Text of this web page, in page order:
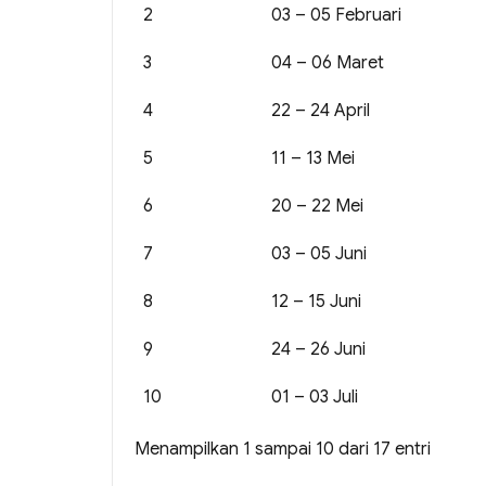
2 03 – 05 Februari
3 04 – 06 Maret
4 22 – 24 April
5 11 – 13 Mei
6 20 – 22 Mei
7 03 – 05 Juni
8 12 – 15 Juni
9 24 – 26 Juni
10 01 – 03 Juli
Menampilkan 1 sampai 10 dari 17 entri